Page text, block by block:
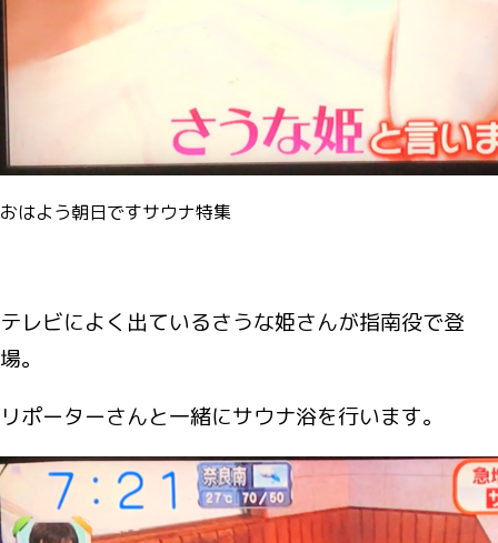
おはよう朝日ですサウナ特集
テレビによく出ているさうな姫さんが指南役で登
場。
リポーターさんと一緒にサウナ浴を行います。